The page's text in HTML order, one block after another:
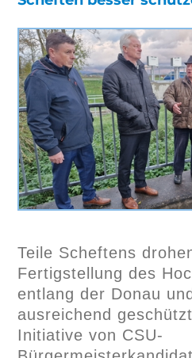
Teile Scheftens
Fertigstellung des
entlang der Donau
ausreichend
Initiative von CSU-